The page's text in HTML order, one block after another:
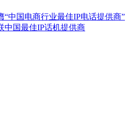
“中国电商行业最佳IP电话提供商”
中国最佳IP话机提供商